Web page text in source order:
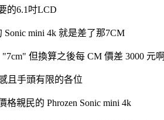
的6.1吋LCD
mini 4k 就是差了那7CM
但換算之後每 CM 價差 3000 元啊
且手頭有限的各位
親民的 Phrozen Sonic mini 4k